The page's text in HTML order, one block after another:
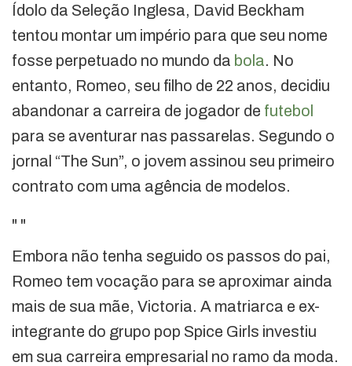
Ídolo da Seleção Inglesa, David Beckham
tentou montar um império para que seu nome
fosse perpetuado no mundo da bola. No
entanto, Romeo, seu filho de 22 anos, decidiu
abandonar a carreira de jogador de futebol
para se aventurar nas passarelas. Segundo o
jornal “The Sun”, o jovem assinou seu primeiro
contrato com uma agência de modelos.
" "
Embora não tenha seguido os passos do pai,
Romeo tem vocação para se aproximar ainda
mais de sua mãe, Victoria. A matriarca e ex-
integrante do grupo pop Spice Girls investiu
em sua carreira empresarial no ramo da moda.